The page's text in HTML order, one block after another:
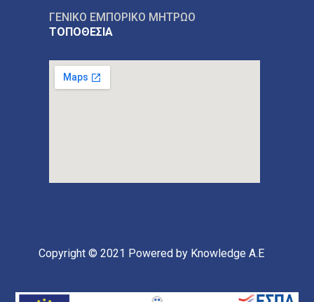
ΓΕΝΙΚΟ ΕΜΠΟΡΙΚΟ ΜΗΤΡΩΟ
ΤΟΠΟΘΕΣΙΑ
Copyright © 2021 Powered by Knowledge A.E